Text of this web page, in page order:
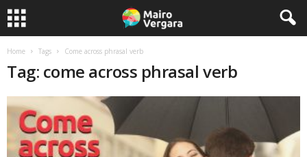
Home Tags Come across phrasal verb
Tag: come across phrasal verb